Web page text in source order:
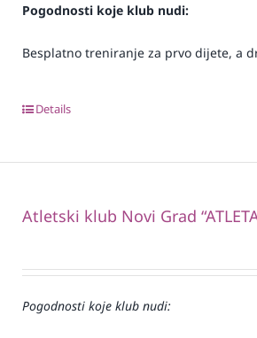
Pogodnosti koje klub nudi:
Besplatno treniranje za prvo dijete, a
Details
Atletski klub Novi Grad
Pogodnosti koje klub nudi: